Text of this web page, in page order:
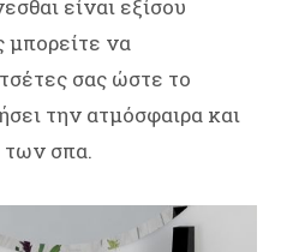
είναι εξίσου
μπορείτε να
σας ώστε το
την ατμόσφαιρα και
των σπα.